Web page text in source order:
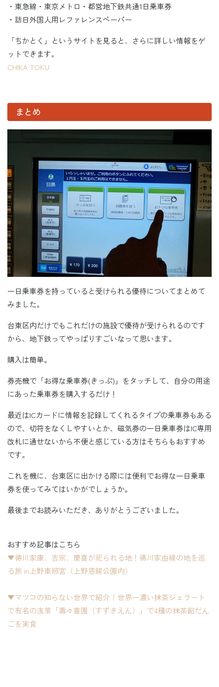
・東急線・東京メトロ・都営地下鉄共通1日乗車券
・訪日外国人用レファレンスペーパー
「ちかとく」というサイトを見ると、さらに詳しい情報をゲ
ットできます。
CHIKA TOKU
まとめ
一日乗車券を持っていると受けられる優待についてまとめて
みました。
台東区内だけでもこれだけの施設で優待が受けられるのです
から、地下鉄ってやっぱりすごいなって思います。
購入は簡単。
券売機で「お得な乗車券(きっぷ)」をタッチして、自分の用途
にあった乗車券を購入するだけ！
最近はICカードに情報を記録してくれるタイプの乗車券もある
ので、切符をなくしやすいとか、磁気券の一日乗車券はIC専用
改札に通せないから不便と感じている方はそちらもおすすめ
です。
これを機に、台東区に出かける際には便利でお得な一日乗車
券を使ってみてはいかがでしょうか。
最後までお読みいただき、ありがとうございました。
おすすめ記事はこちら
▼徳川家康、吉宗、慶喜が祀られる地！徳川家由縁の地を巡
る旅 in上野東照宮（上野恩賜公園内）
▼マツコの知らない世界で紹介｜世界一濃い抹茶ジェラート
で有名の浅草「壽々喜園（すずきえん）」で4種の抹茶餡だん
ごを実食